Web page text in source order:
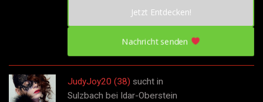
Jetzt Entdecken!
Nachricht senden
JudyJoy20 (38) sucht in
Sulzbach bei Idar-Oberstein